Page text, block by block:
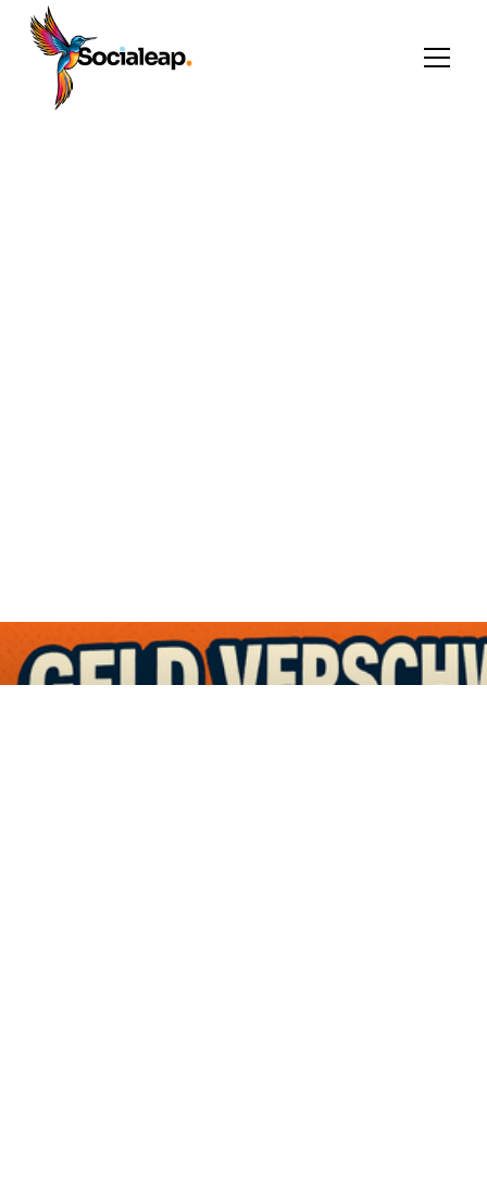
Pascal Wünsche December 12, 2025